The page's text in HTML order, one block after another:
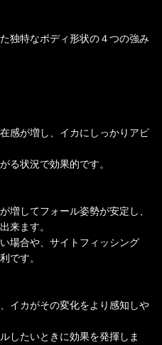
独特なボディ形状の４つの強み
感が増し、イカにしっかりアピ
る状況で効果的です。
増してフォール姿勢が安定し、
来ます。
場合や、サイトフィッシング
です。
イカがその変化をより感知しや
したいときに効果を発揮しま